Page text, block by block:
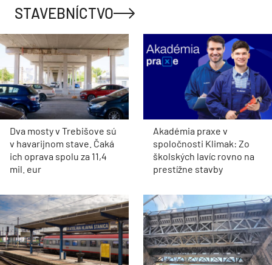
STAVEBNÍCTVO
Dva mosty v Trebišove sú
v havarijnom stave. Čaká
ich oprava spolu za 11,4
mil. eur
Akadémia praxe v
spoločnosti Klimak: Zo
školských lavíc rovno na
prestížne stavby